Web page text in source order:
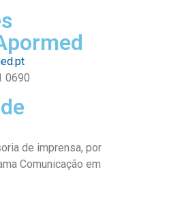
0690
de imprensa, por
Comunicação em